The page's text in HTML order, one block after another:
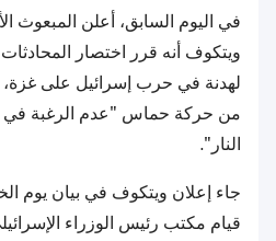
في اليوم السابق، أعلن المبعوث
ويتكوف أنه قرر اختصار
لهدنة في حرب إسرائيل على
من حركة حماس "عدم الرغبة في
النار".
جاء إعلان ويتكوف في بيان يوم
قيام مكتب رئيس الوزراء